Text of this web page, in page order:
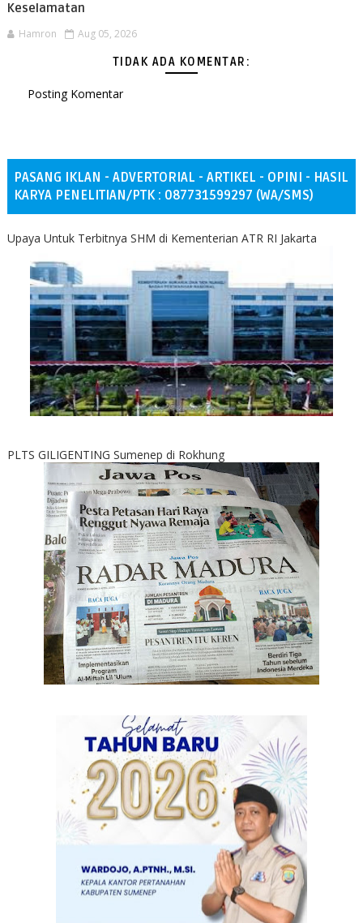
Keselamatan
Hamron Aug 05, 2026
TIDAK ADA KOMENTAR:
Posting Komentar
PASANG IKLAN - ADVERTORIAL - ARTIKEL - OPINI - HASIL
KARYA PENELITIAN/PTK : 087731599297 (WA/SMS)
Upaya Untuk Terbitnya SHM di Kementerian ATR RI Jakarta
PLTS GILIGENTING Sumenep di Rokhung